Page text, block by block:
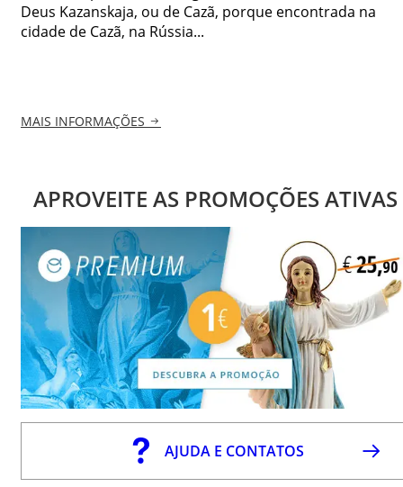
Deus Kazanskaja, ou de Cazã, porque encontrada na
cidade de Cazã, na Rússia...
MAIS INFORMAÇÕES
APROVEITE AS PROMOÇÕES ATIVAS
AJUDA E CONTATOS